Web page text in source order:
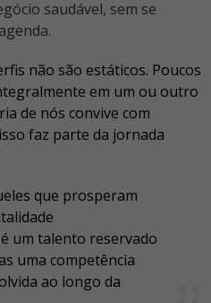
não são estáticos. Poucos
em um ou outro
de nós convive com
faz parte da jornada
que prosperam
um talento reservado
uma competência
ao longo da